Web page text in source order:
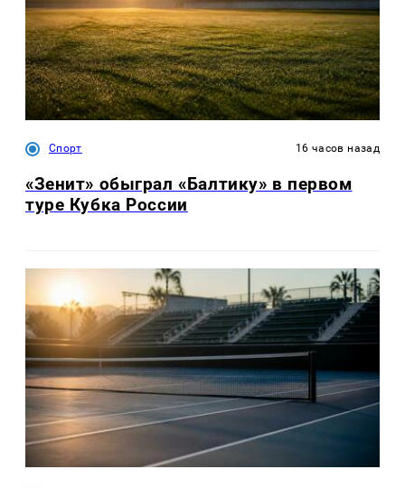
Спорт 16 часов назад
«Зенит» обыграл «Балтику» в первом
туре Кубка России